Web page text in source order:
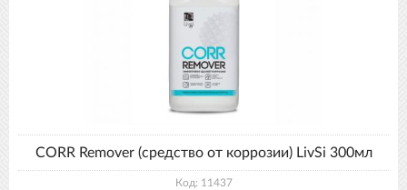
CORR Remover (средство от коррозии) LivSi 300мл
Код: 11437